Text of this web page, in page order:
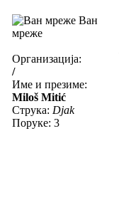
Ван
мреже
Организација:
/
Име и презиме:
Miloš Mitić
Струка: Djak
Поруке: 3